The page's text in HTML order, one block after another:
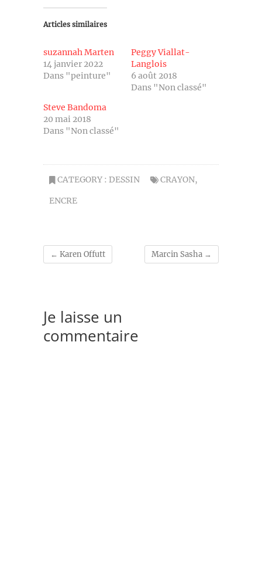
Articles similaires
suzannah Marten
14 janvier 2022
Dans "peinture"
Peggy Viallat-
Langlois
6 août 2018
Dans "Non classé"
Steve Bandoma
20 mai 2018
Dans "Non classé"
CATEGORY : DESSIN CRAYON,
ENCRE
← Karen Offutt Marcin Sasha →
Je laisse un
commentaire